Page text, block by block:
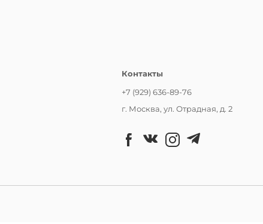
Контакты
+7 (929) 636-89-76
г. Москва, ул. Отрадная, д. 2